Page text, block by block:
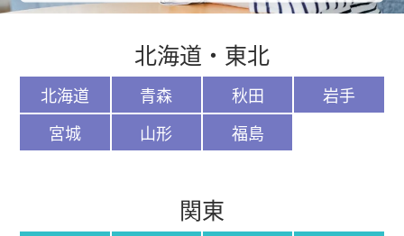
北海道・東北
北海道 青森 秋田
岩手
宮城
山形 福島
関東